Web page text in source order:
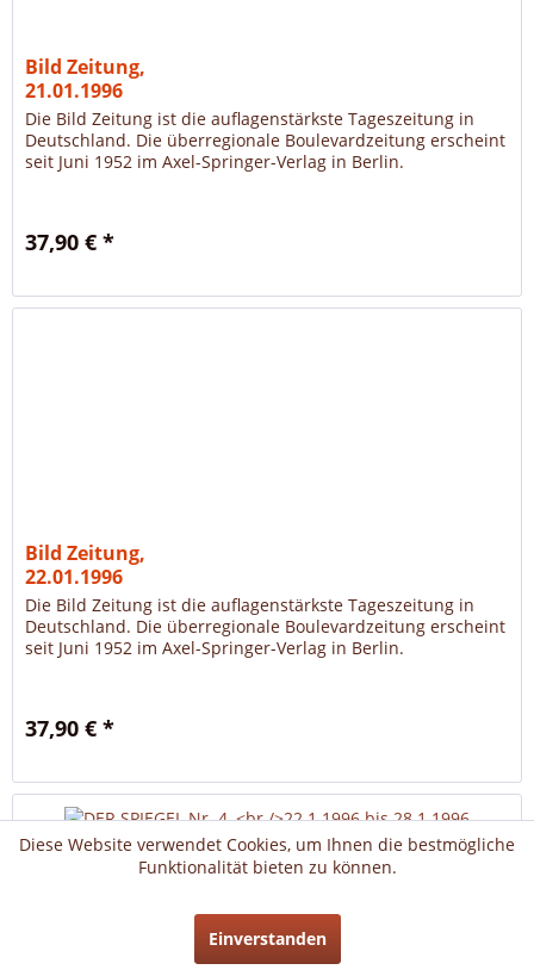
Bild Zeitung,
21.01.1996
Die Bild Zeitung ist die auflagenstärkste Tageszeitung in
Deutschland. Die überregionale Boulevardzeitung erscheint
seit Juni 1952 im Axel-Springer-Verlag in Berlin.
37,90 € *
Bild Zeitung,
22.01.1996
Die Bild Zeitung ist die auflagenstärkste Tageszeitung in
Deutschland. Die überregionale Boulevardzeitung erscheint
seit Juni 1952 im Axel-Springer-Verlag in Berlin.
37,90 € *
Diese Website verwendet Cookies, um Ihnen die bestmögliche
Funktionalität bieten zu können.
Einverstanden